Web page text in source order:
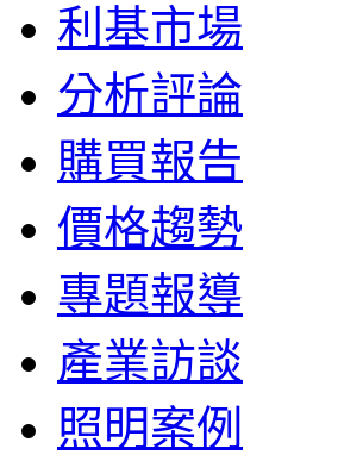
利基市場
分析評論
購買報告
價格趨勢
專題報導
產業訪談
照明案例